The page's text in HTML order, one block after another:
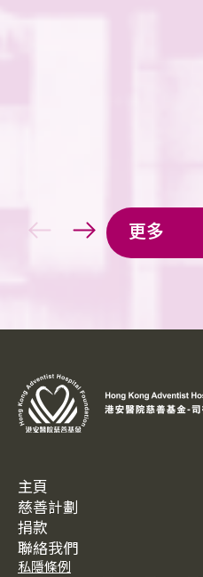
更多
主頁
慈善計劃
捐款
聯絡我們
私隱條例